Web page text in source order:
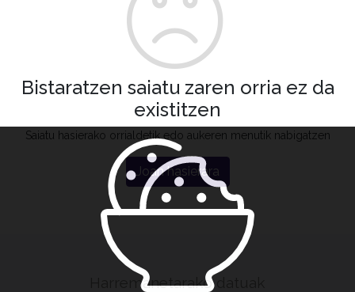
Bistaratzen saiatu zaren orria ez da
existitzen
Saiatu hasierako orrialdetik edo aukeren menutik nabigatzen
Joan hasierara
Harremanetarako datuak